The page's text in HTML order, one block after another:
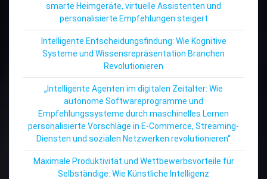
smarte Heimgeräte, virtuelle Assistenten und
personalisierte Empfehlungen steigert
Intelligente Entscheidungsfindung: Wie Kognitive
Systeme und Wissensrepräsentation Branchen
Revolutionieren
„Intelligente Agenten im digitalen Zeitalter: Wie
autonome Softwareprogramme und
Empfehlungssysteme durch maschinelles Lernen
personalisierte Vorschläge in E-Commerce, Streaming-
Diensten und sozialen Netzwerken revolutionieren“
Maximale Produktivität und Wettbewerbsvorteile für
Selbständige: Wie Künstliche Intelligenz